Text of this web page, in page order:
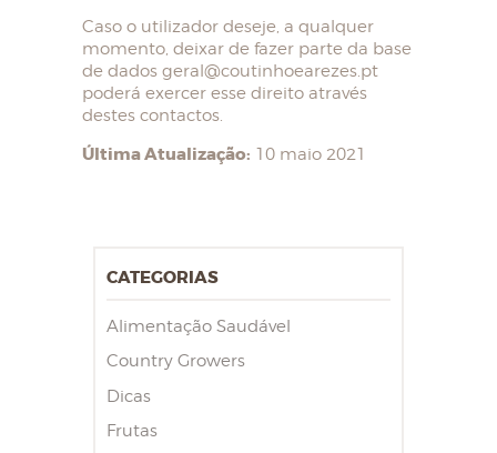
Caso o utilizador deseje, a qualquer
momento, deixar de fazer parte da base
de dados geral@coutinhoearezes.pt
poderá exercer esse direito através
destes contactos.
Última Atualização: 10 maio 2021
CATEGORIAS
Alimentação Saudável
Country Growers
Dicas
Frutas